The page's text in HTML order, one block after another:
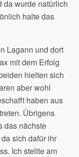
da wurde natürlich
halte das
Lagann und dort
mit dem Erfolg
hielten sich
aber wohl
haben aus
Übrigens
das nächste
sich dafür ihr
Ich stellte am